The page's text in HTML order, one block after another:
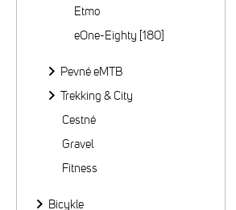
Etmo
eOne-Eighty [180]
Pevné eMTB
Trekking & City
Cestné
Gravel
Fitness
Bicykle